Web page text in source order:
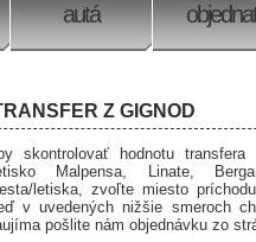
autá
Z GIGNOD
skontrolovať hodnotu
Malpensa, Linate,
letiska, zvoľte miesto
v uvedených nižšie smeroch
pošlite nám objednávku zo